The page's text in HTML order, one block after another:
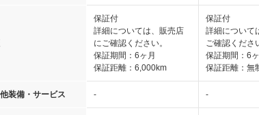
保証付
詳細については、販売店
にご確認ください。
保証期間：6ヶ月
保証距離：6,000km
保証付
詳細について
ご確認くださ
保証期間：6
保証距離：無
装備・サービス - -